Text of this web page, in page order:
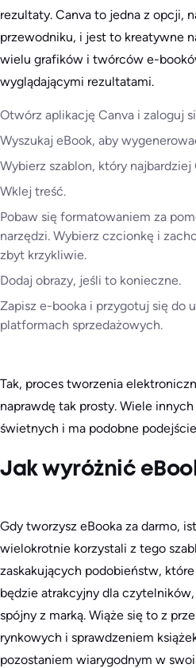
rezultaty. Canva to jedna z opcji,
przewodniku, i jest to kreatywne
wielu grafików i twórców e-
wyglądającymi rezultatami.
Otwórz aplikację Canva i zaloguj
Wyszukaj eBook, aby
Wybierz szablon, który najbardziej
Wklej treść.
Pobaw się formatowaniem za
narzędzi. Wybierz czcionkę i
zbyt krzykliwie.
Dodaj obrazy, jeśli to konieczne.
Zapisz e-booka i przygotuj się do
platformach sprzedażowych.
Tak, proces tworzenia
naprawdę tak prosty. Wiele
świetnych i ma podobne
Jak wyróżnić
Gdy tworzysz eBooka za darmo,
wielokrotnie korzystali z tego
zaskakujących podobieństw,
będzie atrakcyjny dla
spójny z marką. Wiąże się to z
rynkowych i sprawdzeniem
pozostaniem wiarygodnym w